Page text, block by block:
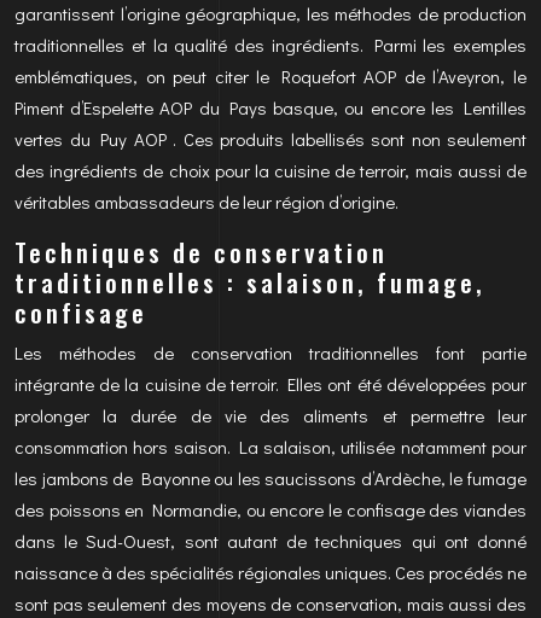
garantissent l’origine géographique, les méthodes de production
traditionnelles et la qualité des ingrédients. Parmi les exemples
emblématiques, on peut citer le Roquefort AOP de l’Aveyron, le
Piment d’Espelette AOP du Pays basque, ou encore les Lentilles
vertes du Puy AOP . Ces produits labellisés sont non seulement
des ingrédients de choix pour la cuisine de terroir, mais aussi de
véritables ambassadeurs de leur région d’origine.
Techniques de conservation
traditionnelles : salaison, fumage,
confisage
Les méthodes de conservation traditionnelles font partie
intégrante de la cuisine de terroir. Elles ont été développées pour
prolonger la durée de vie des aliments et permettre leur
consommation hors saison. La salaison, utilisée notamment pour
les jambons de Bayonne ou les saucissons d’Ardèche, le fumage
des poissons en Normandie, ou encore le confisage des viandes
dans le Sud-Ouest, sont autant de techniques qui ont donné
naissance à des spécialités régionales uniques. Ces procédés ne
sont pas seulement des moyens de conservation, mais aussi des